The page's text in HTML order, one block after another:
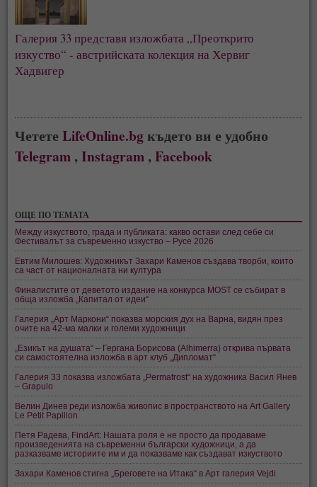
Галерия 33 представя изложбата „Преоткрито
изкуство“ - австрийската колекция на Хервиг
Хадвигер
ЧететеLifeOnline.bgкъдето ви е удобно
Telegram ,Instagram ,Facebook
ОЩЕ ПО ТЕМАТА
Между изкуството, града и публиката: какво остави след себе си
Фестивалът за съвременно изкуство – Русе 2026
Евтим Милошев: Художникът Захари Каменов създава творби, които
са част от националната ни култура
Финалистите от деветото издание на конкурса MOST се събират в
обща изложба „Капитал от идеи“
Галерия „Арт Маркони“ показва морския дух на Варна, видян през
очите на 42-ма малки и големи художници
„Езикът на душата“ – Гергана Борисова (Alhimerra) открива първата
си самостоятелна изложба в арт клуб „Дипломат“
Галерия 33 показва изложбата „Permafrost“ на художника Васил Янев
– Grapulo
Велин Динев реди изложба живопис в пространството на Art Gallery
Le Petit Papillon
Петя Радева, FindArt: Нашата роля е не просто да продаваме
произведенията на съвременни български художници, а да
разказваме историите им и да показваме как създават изкуството
Захари Каменов стигна „Бреговете на Итака“ в Арт галерия Vejdi